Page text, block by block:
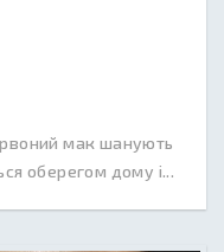
мак шанують
оберегом дому і...